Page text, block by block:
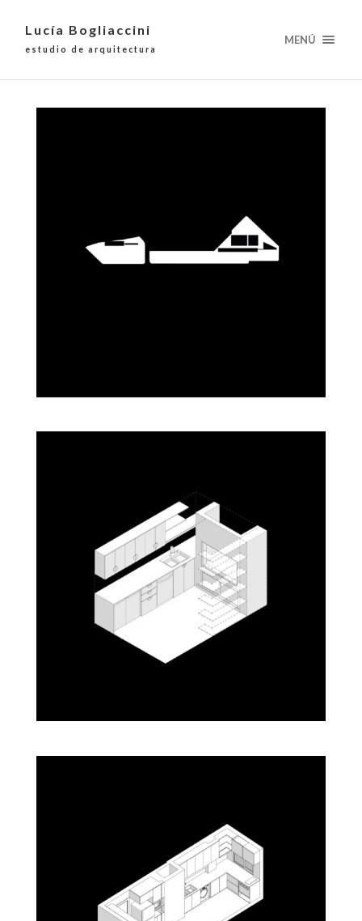
Lucía Bogliaccini
estudio de arquitectura
MENÚ